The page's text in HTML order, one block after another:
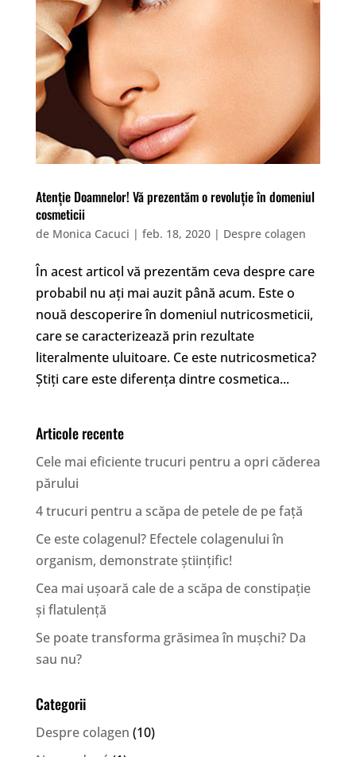
Atenție Doamnelor! Vă prezentăm o revoluție în domeniul
cosmeticii
de Monica Cacuci | feb. 18, 2020| Despre colagen
În acest articol vă prezentăm ceva despre care
probabil nu ați mai auzit până acum. Este o
nouă descoperire în domeniul nutricosmeticii,
care se caracterizează prin rezultate
literalmente uluitoare. Ce este nutricosmetica?
Știți care este diferența dintre cosmetica...
Articole recente
Cele mai eficiente trucuri pentru a opri căderea
părului
4 trucuri pentru a scăpa de petele de pe față
Ce este colagenul? Efectele colagenului în
organism, demonstrate științific!
Cea mai ușoară cale de a scăpa de constipație
și flatulență
Se poate transforma grăsimea în mușchi? Da
sau nu?
Categorii
Despre colagen (10)